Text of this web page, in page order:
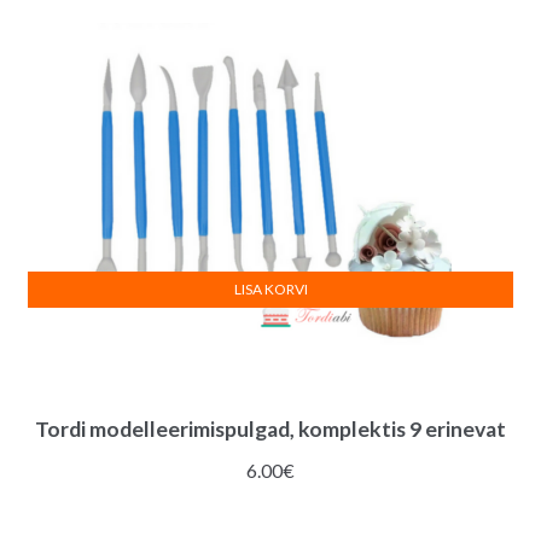
Tordi modelleerimispulgad, komplektis 9 erinevat
6.00€
LISA KORVI